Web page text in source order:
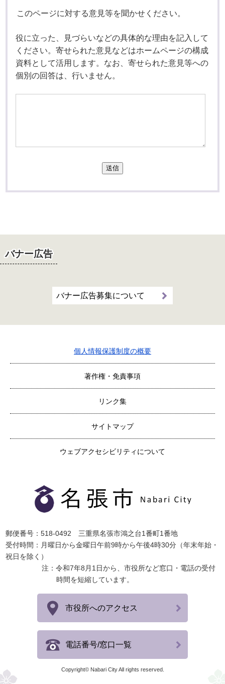
このページに対する意見等を聞かせください。
役に立った、見づらいなどの具体的な理由を記入して
ください。寄せられた意見などはホームページの構成
資料として活用します。なお、寄せられた意見等への
個別の回答は、行いません。
送信
バナー広告
バナー広告募集について
個人情報保護制度の概要
著作権・免責事項
リンク集
サイトマップ
ウェブアクセシビリティについて
郵便番号：518-0492 三重県名張市鴻之台1番町1番地
受付時間：月曜日から金曜日午前9時から午後4時30分（年末年始・
祝日を除く）
注：令和7年8月1日から、市役所など窓口・電話の受付
時間を短縮しています。
市役所へのアクセス
電話番号/窓口一覧
Copyright© Nabari City All rights reserved.